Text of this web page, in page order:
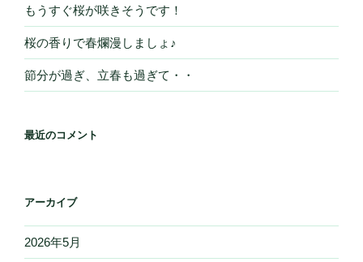
もうすぐ桜が咲きそうです！
桜の香りで春爛漫しましょ♪
節分が過ぎ、立春も過ぎて・・
最近のコメント
アーカイブ
2026年5月